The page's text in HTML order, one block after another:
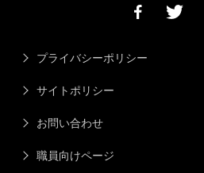
プライバシーポリシー
サイトポリシー
お問い合わせ
職員向けページ